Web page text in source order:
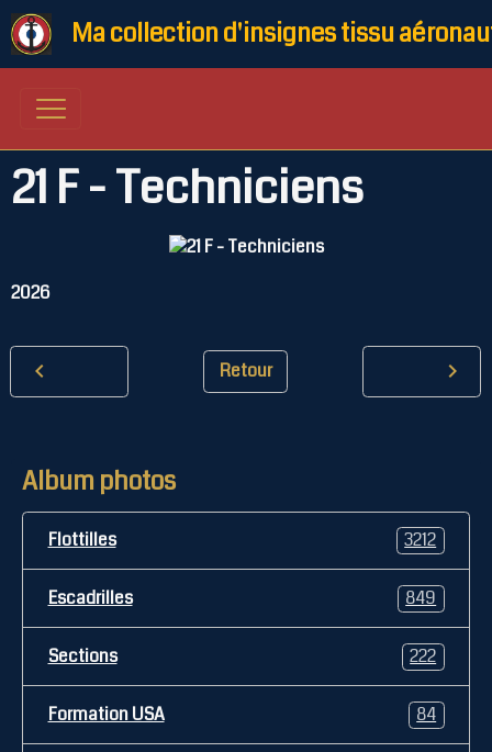
Ma collection d'insignes tissu
21 F - Techniciens
2026
Retour
Album photos
Flottilles 3212
Escadrilles 849
Sections 222
Formation USA 84